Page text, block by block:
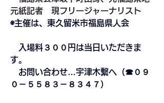
元紙記者　現フリージャーナリスト
◉主催は、東久留米市福島県人会
入場料３００円は当日いただきま
す。
お問い合わせ…宇津木繫へ（☎０９
０－５５８３－８３４７）